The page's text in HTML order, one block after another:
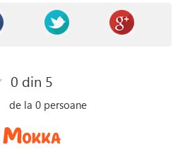
0 din 5
de la0 persoane